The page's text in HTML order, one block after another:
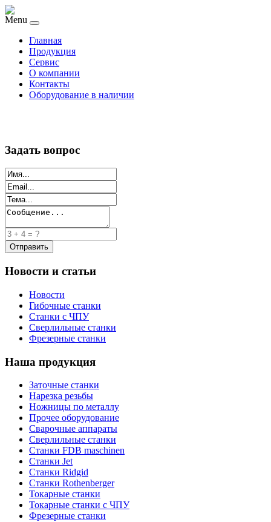
Menu
Главная
Продукция
Сервис
О компании
Контакты
Оборудование в наличии
Задать вопрос
Новости и статьи
Новости
Гибочные станки
Станки с ЧПУ
Сверлильные станки
Фрезерные станки
Наша продукция
Заточные станки
Нарезка резьбы
Ножницы по металлу
Прочее оборудование
Сварочные аппараты
Сверлильные станки
Станки FDB maschinen
Станки Jet
Станки Ridgid
Станки Rothenberger
Токарные станки
Токарные станки с ЧПУ
Фрезерные станки